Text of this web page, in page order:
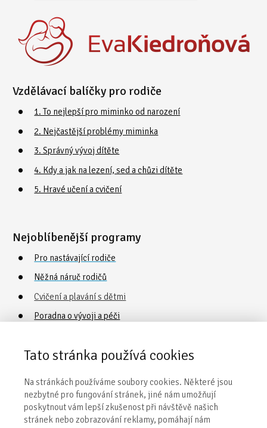
Vzdělávací balíčky pro rodiče
1. To nejlepší pro miminko od narození
2. Nejčastější problémy miminka
3. Správný vývoj dítěte
4. Kdy a jak na lezení, sed a chůzi dítěte
5. Hravé učení a cvičení
Nejoblíbenější programy
Pro nastávající rodiče
Něžná náruč rodičů
Cvičení a plavání s dětmi
Poradna o vývoji a péči
Obecné informace
Naše centra
Kontakty
Tato stránka používá cookies
Na stránkách používáme soubory cookies. Některé jsou
nezbytné pro fungování stránek, jiné nám umožňují
poskytnout vám lepší zkušenost při návštěvě našich
stránek nebo zobrazování reklamy, pomáhají nám